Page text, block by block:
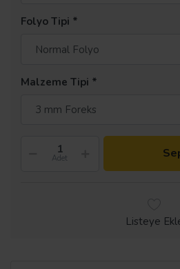
Folyo Tipi
Malzeme Tipi
Adet
Listeye